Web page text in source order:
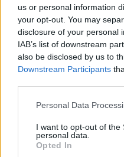
us or personal information
your opt-out. You may
disclosure of your personal
IAB’s list of downstream
also be disclosed by us to
Downstream Participants
Please note that this
not limited to your visit or
grant or deny consent to
use your data for below
Personal Data
I want to opt-out of the
personal data.
Opted In
Η γυναίκα
Κορυδαλλού, καθώς
αυτουργός στη
Πολωνού
ο οποίος είχε πέσει
τον Ιούλιο του 2025,
προκαλέσει έντονο
γνώμης.